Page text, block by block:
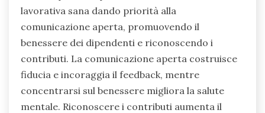
lavorativa sana dando priorità alla
comunicazione aperta, promuovendo il
benessere dei dipendenti e riconoscendo i
contributi. La comunicazione aperta costruisce
fiducia e incoraggia il feedback, mentre
concentrarsi sul benessere migliora la salute
mentale. Riconoscere i contributi aumenta il